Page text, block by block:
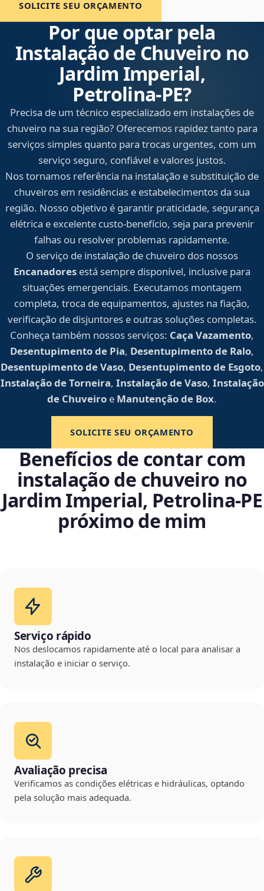
SOLICITE SEU ORÇAMENTO
Por que optar pela
Instalação de Chuveiro no
Jardim Imperial,
Petrolina‑PE?
Precisa de um técnico especializado em instalações de
chuveiro na sua região? Oferecemos rapidez tanto para
serviços simples quanto para trocas urgentes, com um
serviço seguro, confiável e valores justos.
Nos tornamos referência na instalação e substituição de
chuveiros em residências e estabelecimentos da sua
região. Nosso objetivo é garantir praticidade, segurança
elétrica e excelente custo-benefício, seja para prevenir
falhas ou resolver problemas rapidamente.
O serviço de instalação de chuveiro dos nossos
Encanadores está sempre disponível, inclusive para
situações emergenciais. Executamos montagem
completa, troca de equipamentos, ajustes na fiação,
verificação de disjuntores e outras soluções completas.
Conheça também nossos serviços: Caça Vazamento,
Desentupimento de Pia, Desentupimento de Ralo,
Desentupimento de Vaso, Desentupimento de Esgoto,
Instalação de Torneira, Instalação de Vaso, Instalação
de Chuveiro e Manutenção de Box.
SOLICITE SEU ORÇAMENTO
Benefícios de contar com
instalação de chuveiro no
Jardim Imperial, Petrolina‑PE
próximo de mim
Serviço rápido
Nos deslocamos rapidamente até o local para analisar a
instalação e iniciar o serviço.
Avaliação precisa
Verificamos as condições elétricas e hidráulicas, optando
pela solução mais adequada.